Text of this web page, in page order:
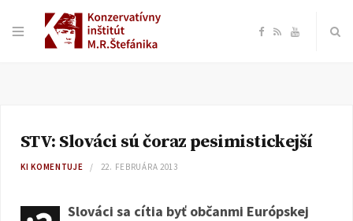
F
e
R Y
T
STV: Slováci sú čoraz pesimistickejší
KI KOMENTUJE 22. FEBRUÁRA 2013
Slováci sa cítia byť občanmi Európskej